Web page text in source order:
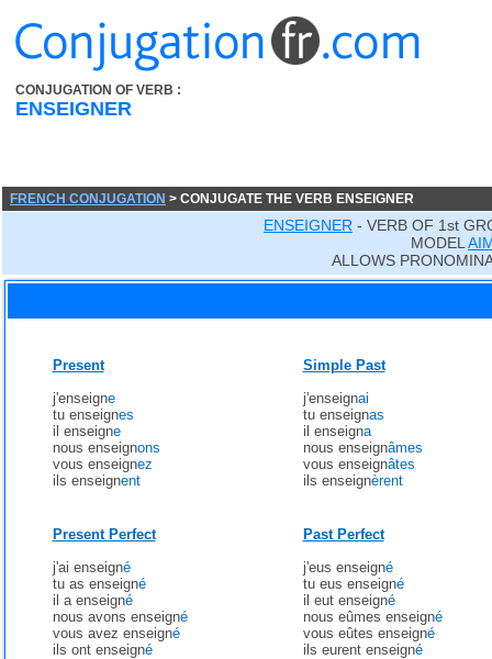
CONJUGATION OF VERB :
ENSEIGNER
FRENCH CONJUGATION > CONJUGATE THE VERB ENSEIGNER
ENSEIGNER - VERB OF 1st
MODEL
ALLOWS
Present
j'enseigne
tu enseignes
il enseigne
nous enseignons
vous enseignez
ils enseignent
Simple Past
j'enseignai
tu enseignas
il enseigna
nous enseignâmes
vous enseignâtes
ils enseignèrent
Present Perfect
j'ai enseigné
tu as enseigné
il a enseigné
nous avons enseigné
vous avez enseigné
ils ont enseigné
Past Perfect
j'eus enseigné
tu eus enseigné
il eut enseigné
nous eûmes enseigné
vous eûtes enseigné
ils eurent enseigné